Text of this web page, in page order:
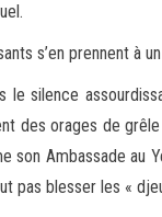
s’en prennent à
le silence
des orages de
son Ambassade au
pas blesser les «